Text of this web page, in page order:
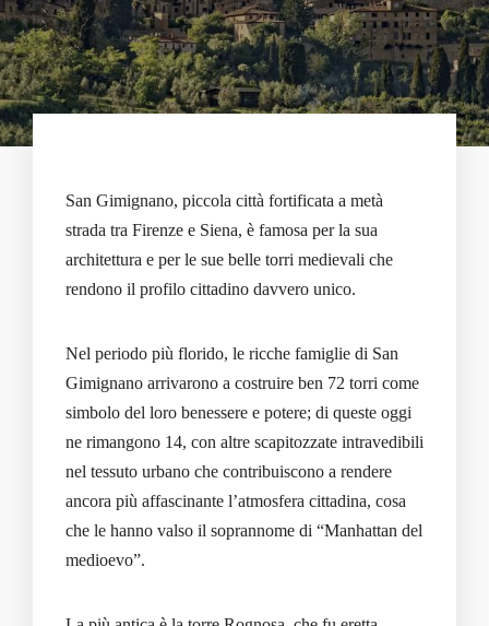
San Gimignano, piccola città fortificata a metà
strada tra Firenze e Siena, è famosa per la sua
architettura e per le sue belle torri medievali che
rendono il profilo cittadino davvero unico.
Nel periodo più florido, le ricche famiglie di San
Gimignano arrivarono a costruire ben 72 torri come
simbolo del loro benessere e potere; di queste oggi
ne rimangono 14, con altre scapitozzate intravedibili
nel tessuto urbano che contribuiscono a rendere
ancora più affascinante l’atmosfera cittadina, cosa
che le hanno valso il soprannome di “Manhattan del
medioevo”.